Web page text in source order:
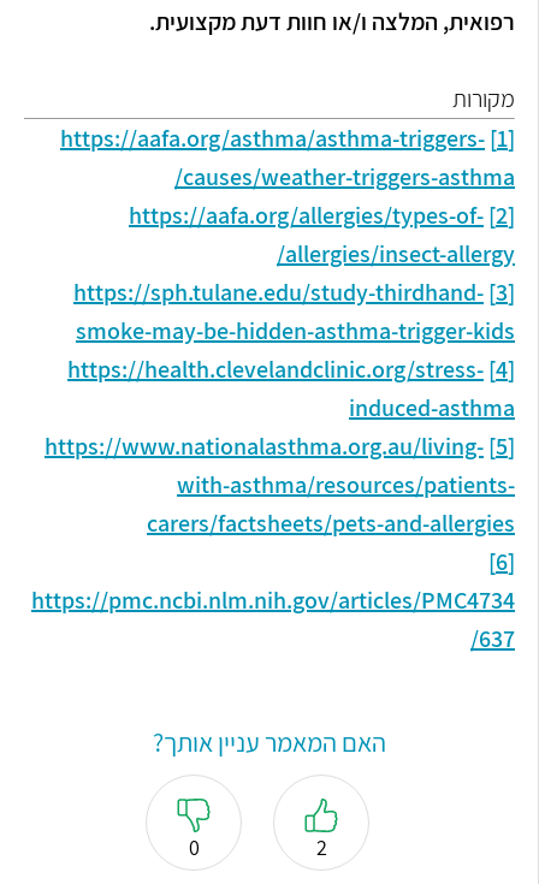
רפואית, המלצה ו/או חוות דעת מקצועית.
מקורות
[1]
https://aafa.org/asthma/asthma-triggers-
causes/weather-triggers-asthma/
[2]
https://aafa.org/allergies/types-of-
allergies/insect-allergy/
[3]
https://sph.tulane.edu/study-thirdhand-
smoke-may-be-hidden-asthma-trigger-kids
[4]
https://health.clevelandclinic.org/stress-
induced-asthma
[5]
https://www.nationalasthma.org.au/living-
with-asthma/resources/patients-
carers/factsheets/pets-and-allergies
[6]
https://pmc.ncbi.nlm.nih.gov/articles/PMC4734
637/
האם המאמר עניין אותך?
2
0